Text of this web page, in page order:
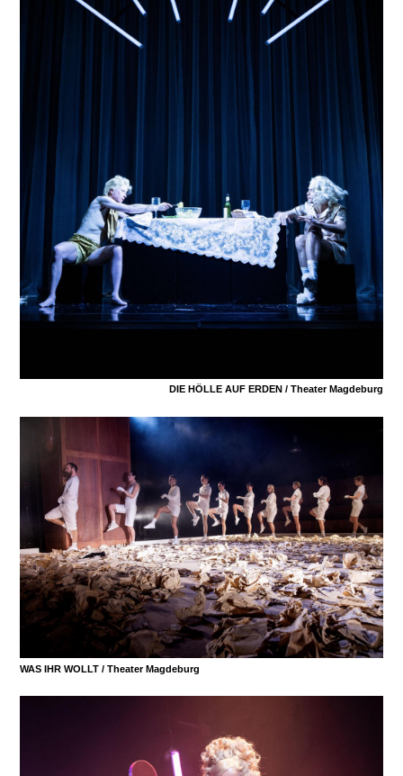
DIE HÖLLE AUF ERDEN / Theater Magdeburg
WAS IHR WOLLT /Theater Magdeburg